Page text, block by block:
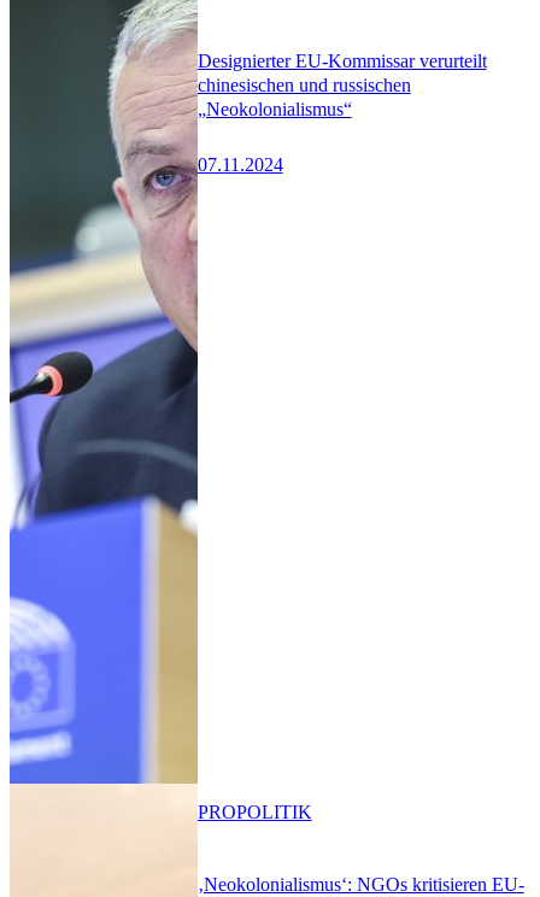
Designierter EU-Kommissar verurteilt
chinesischen und russischen
„Neokolonialismus“
07.11.2024
‚Neokolonialismus‘: NGOs kritisieren EU-
PROPOLITIK